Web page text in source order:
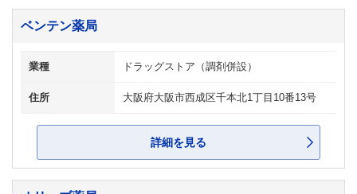
ベンテン薬局
業種 ドラッグストア（調剤併設）
住所 大阪府大阪市西成区千本北1丁目10番13号
詳細を見る